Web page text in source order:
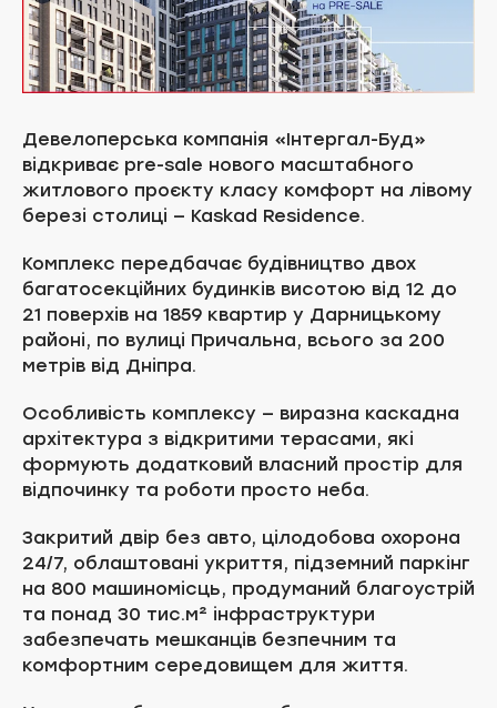
Девелоперська компанія «Інтергал-Буд»
відкриває pre-sale нового масштабного
житлового проєкту класу комфорт на лівому
березі столиці — Kaskad Residence.
Комплекс передбачає будівництво двох
багатосекційних будинків висотою від 12 до
21 поверхів на 1859 квартир у Дарницькому
районі, по вулиці Причальна, всього за 200
метрів від Дніпра.
Особливість комплексу — виразна каскадна
архітектура з відкритими терасами, які
формують додатковий власний простір для
відпочинку та роботи просто неба.
Закритий двір без авто, цілодобова охорона
24/7, облаштовані укриття, підземний паркінг
на 800 машиномісць, продуманий благоустрій
та понад 30 тис.м² інфраструктури
забезпечать мешканців безпечним та
комфортним середовищем для життя.